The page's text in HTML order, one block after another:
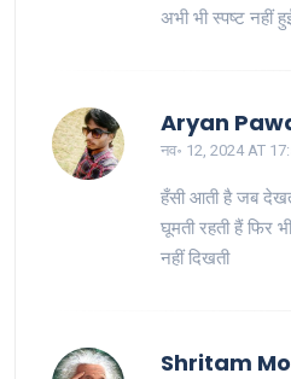
अभी भी स्पष्ट नहीं
Aryan
नव॰ 12, 2024 AT
हँसी आती है जब
घूमती रहती हैं फिर
नहीं दिखती
Shritam